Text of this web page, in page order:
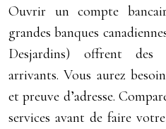
Ouvrir un compte
grandes banques
Desjardins) offrent des
arrivants. Vous aurez
et preuve d’adresse.
services avant de faire